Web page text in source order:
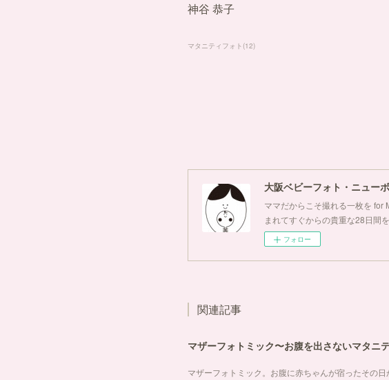
神谷 恭子
マタニティフォト (12)
大阪ベビーフォト・ニュー
ママだからこそ撮れる一枚を for
まれてすぐからの貴重な28日間
フォロー
関連記事
マザーフォトミック〜お腹を出さないマタニ
マザーフォトミック。お腹に赤ちゃんが宿ったその